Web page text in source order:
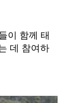
이 함께 태
데 참여하